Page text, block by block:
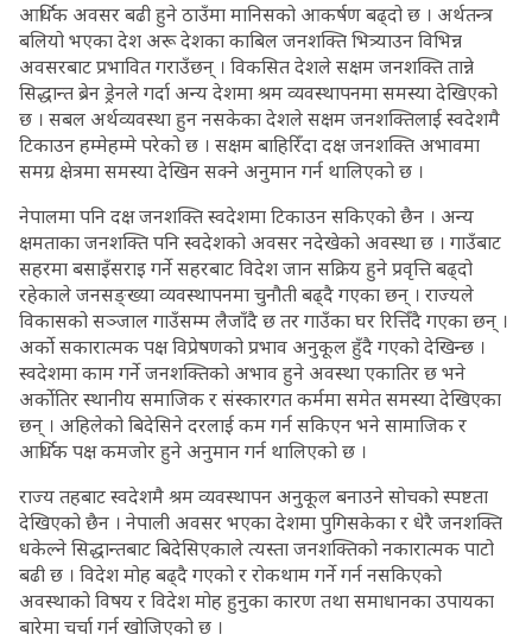
आर्थिक अवसर बढी हुने ठाउँमा मानिसको आकर्षण बढ्दो छ । अर्थतन्त्र
बलियो भएका देश अरू देशका काबिल जनशक्ति भित्र्याउन विभिन्न
अवसरबाट प्रभावित गराउँछन् । विकसित देशले सक्षम जनशक्ति तान्ने
सिद्धान्त ब्रेन ड्रेनले गर्दा अन्य देशमा श्रम व्यवस्थापनमा समस्या देखिएको
छ । सबल अर्थव्यवस्था हुन नसकेका देशले सक्षम जनशक्तिलाई स्वदेशमै
टिकाउन हम्मेहम्मे परेको छ । सक्षम बाहिरिँदा दक्ष जनशक्ति अभावमा
समग्र क्षेत्रमा समस्या देखिन सक्ने अनुमान गर्न थालिएको छ ।
नेपालमा पनि दक्ष जनशक्ति स्वदेशमा टिकाउन सकिएको छैन । अन्य
क्षमताका जनशक्ति पनि स्वदेशको अवसर नदेखेको अवस्था छ । गाउँबाट
सहरमा बसाइँसराइ गर्ने सहरबाट विदेश जान सक्रिय हुने प्रवृत्ति बढ्दो
रहेकाले जनसङ्ख्या व्यवस्थापनमा चुनौती बढ्दै गएका छन् । राज्यले
विकासको सञ्जाल गाउँसम्म लैजाँदै छ तर गाउँका घर रित्तिँदै गएका छन् ।
अर्को सकारात्मक पक्ष विप्रेषणको प्रभाव अनुकूल हुँदै गएको देखिन्छ ।
स्वदेशमा काम गर्ने जनशक्तिको अभाव हुने अवस्था एकातिर छ भने
अर्कोतिर स्थानीय समाजिक र संस्कारगत कर्ममा समेत समस्या देखिएका
छन् । अहिलेको बिदेसिने दरलाई कम गर्न सकिएन भने सामाजिक र
आर्थिक पक्ष कमजोर हुने अनुमान गर्न थालिएको छ ।
राज्य तहबाट स्वदेशमै श्रम व्यवस्थापन अनुकूल बनाउने सोचको स्पष्टता
देखिएको छैन । नेपाली अवसर भएका देशमा पुगिसकेका र धेरै जनशक्ति
धकेल्ने सिद्धान्तबाट बिदेसिएकाले त्यस्ता जनशक्तिको नकारात्मक पाटो
बढी छ । विदेश मोह बढ्दै गएको र रोकथाम गर्ने गर्न नसकिएको
अवस्थाको विषय र विदेश मोह हुनुका कारण तथा समाधानका उपायका
बारेमा चर्चा गर्न खोजिएको छ ।